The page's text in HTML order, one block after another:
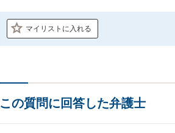
マイリストに入れる
この質問に回答した弁護士